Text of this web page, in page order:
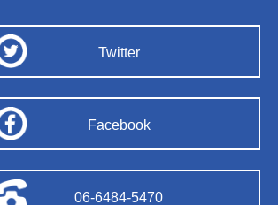
Twitter
Facebook
06-6484-5470